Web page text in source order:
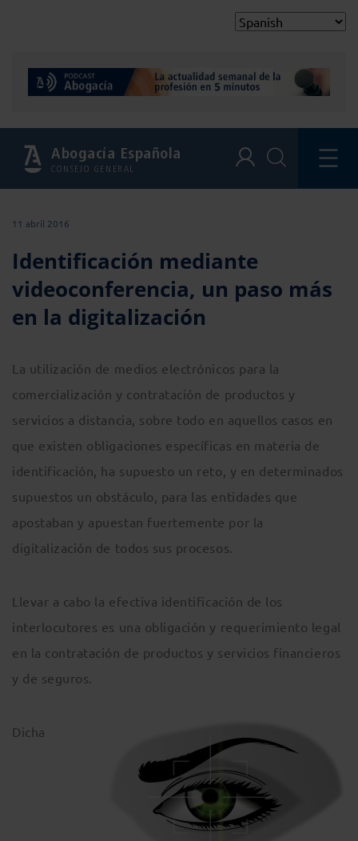
Abogacía Española
CONSEJO GENERAL
11 abril 2016
Identificación mediante
videoconferencia, un paso más
en la digitalización
La utilización de medios electrónicos para la
comercialización y contratación de productos y
servicios a distancia, sobre todo en aquellos casos en
que existen obligaciones específicas en materia de
identificación, ha supuesto un reto, y en determinados
supuestos un obstáculo, para las entidades que
apostaban y apuestan fuertemente por la
digitalización de todos sus procesos.
Llevar a cabo la efectiva identificación de los
interlocutores es una obligación y requerimiento legal
en la contratación de productos y servicios financieros
y de seguros.
Dicha